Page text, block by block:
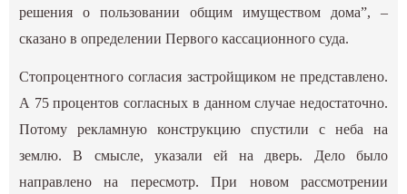
решения о пользовании общим имуществом дома”, –
сказано в определении Первого кассационного суда.
Стопроцентного согласия застройщиком не представлено.
А 75 процентов согласных в данном случае недостаточно.
Потому рекламную конструкцию спустили с неба на
землю. В смысле, указали ей на дверь. Дело было
направлено на пересмотр. При новом рассмотрении